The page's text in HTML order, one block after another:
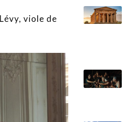
viole de